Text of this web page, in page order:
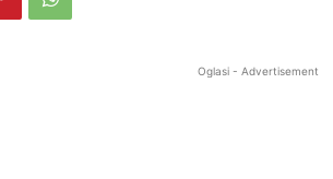
Oglasi - Advertisement